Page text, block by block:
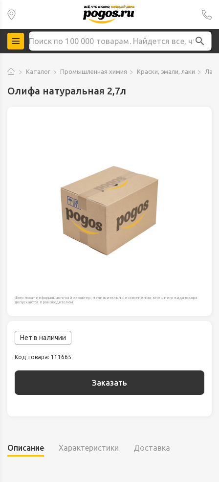
Каталог Промышленная химия Краски, эмали, лаки
Олифа натуральная 2,7л
Фото носят информационный характер, незначительные изменения внешнего вида товара
допускаются производителем.
Нет в наличии
Код товара: 111665
Заказать
Описание Характеристики Доставка